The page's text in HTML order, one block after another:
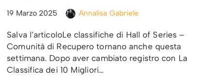
19 Marzo 2025 Annalisa Gabriele
Salva l’articoloLe classifiche di Hall of Series –
Comunità di Recupero tornano anche questa
settimana. Dopo aver cambiato registro con La
Classifica dei 10 Migliori…